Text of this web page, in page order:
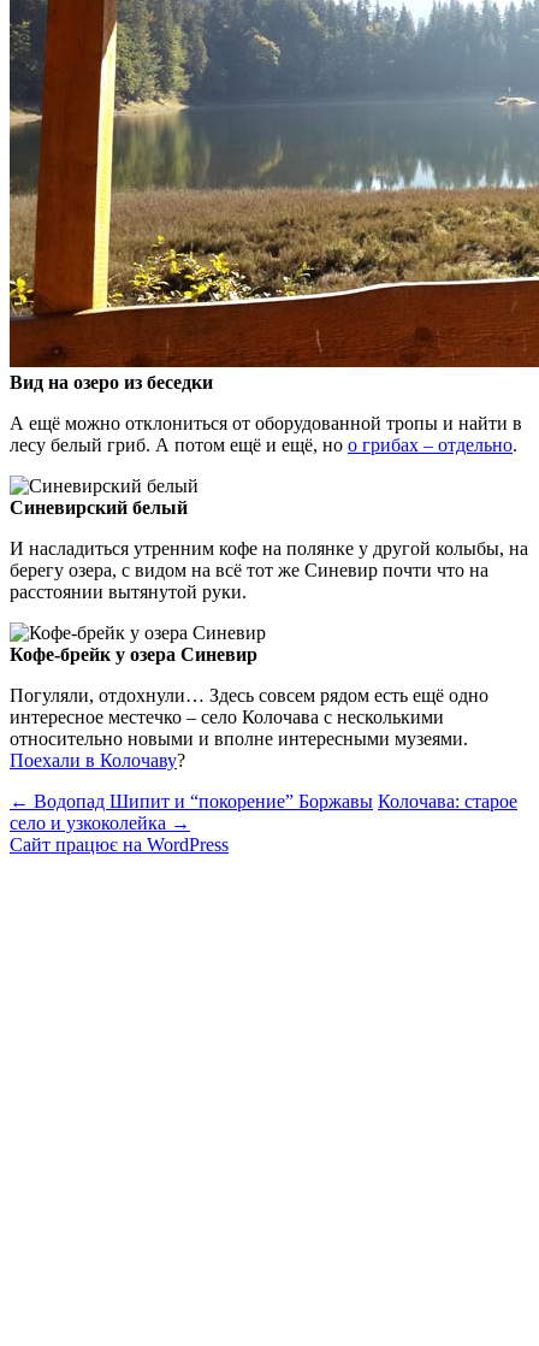
Вид на озеро из беседки
А ещё можно отклониться от оборудованной тропы и найти в
лесу белый гриб. А потом ещё и ещё, но о грибах – отдельно.
Синевирский белый
И насладиться утренним кофе на полянке у другой колыбы, на
берегу озера, с видом на всё тот же Синевир почти что на
расстоянии вытянутой руки.
Кофе-брейк у озера Синевир
Погуляли, отдохнули… Здесь совсем рядом есть ещё одно
интересное местечко – село Колочава с несколькими
относительно новыми и вполне интересными музеями.
Поехали в Колочаву?
Навігація
по
← Водопад Шипит и “покорение” Боржавы Колочава: старое
село и узкоколейка →
Сайт працює на WordPress